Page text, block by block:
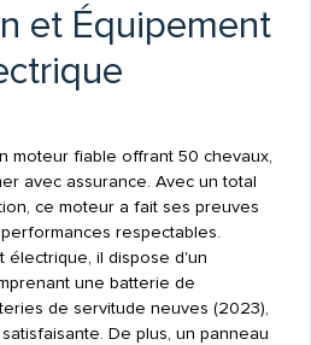
et Équipement
moteur fiable offrant 50 chevaux,
avec assurance. Avec un total
ce moteur a fait ses preuves
respectables.
électrique, il dispose d'un
une batterie de
de servitude neuves (2023),
De plus, un panneau